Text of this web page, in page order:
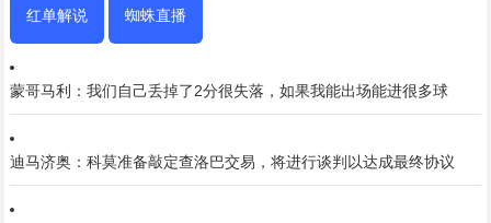
红单解说 蜘蛛直播
蒙哥马利：我们自己丢掉了2分很失落，如果我能出场能进很多球
迪马济奥：科莫准备敲定查洛巴交易，将进行谈判以达成最终协议